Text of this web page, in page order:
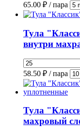
65.00 ₽ / пара
Тула
внутри
58.50 ₽ / пара
Тула
махровый